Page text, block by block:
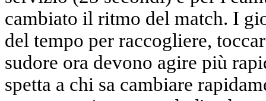
cambiato il ritmo del match. I
del tempo per raccogliere,
sudore ora devono agire più
spetta a chi sa cambiare